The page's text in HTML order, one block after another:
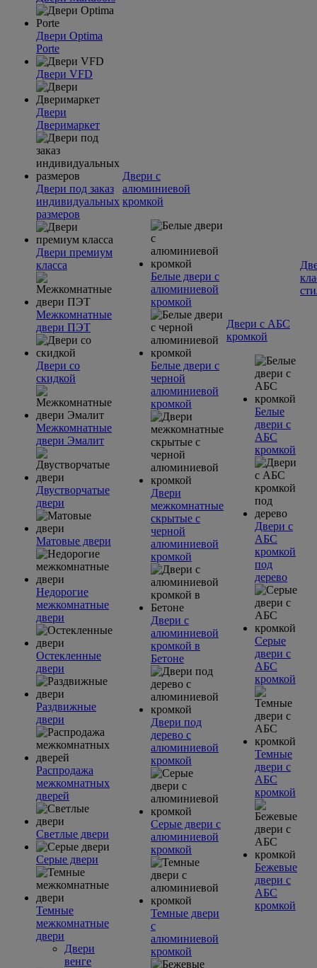
Двери Optima
Porte
Двери VFD
Двери
Дверимаркет
Двери под заказ
индивидуальных
размеров
Двери премиум
класса
Межкомнатные
двери ПЭТ
Двери со
скидкой
Межкомнатные
двери Эмалит
Двустворчатые
двери
Матовые двери
Недорогие
межкомнатные
двери
Остекленные
двери
Раздвижные
двери
Распродажа
межкомнатных
дверей
Светлые двери
Серые двери
Темные
межкомнатные
двери
Двери
венге
Двери с
алюминиевой
кромкой
Белые двери с
алюминиевой
кромкой
Белые двери с
черной
алюминиевой
кромкой
Двери
межкомнатные
скрытые с
черной
алюминиевой
кромкой
Двери с
алюминиевой
кромкой в
Бетоне
Двери под
дерево с
алюминиевой
кромкой
Серые двери с
алюминиевой
кромкой
Темные двери
с
алюминиевой
кромкой
Двери с АБС
кромкой
Белые
двери с
АБС
кромкой
Двери с
АБС
кромкой
под
дерево
Серые
двери с
АБС
кромкой
Темные
двери с
АБС
кромкой
Бежевые
двери с
АБС
кромкой